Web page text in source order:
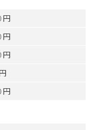
円
円
円
円